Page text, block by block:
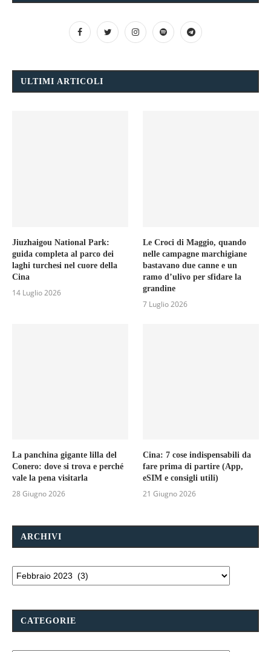
ULTIMI ARTICOLI
Jiuzhaigou National Park:
guida completa al parco dei
laghi turchesi nel cuore della
Cina
14 Luglio 2026
Le Croci di Maggio, quando
nelle campagne marchigiane
bastavano due canne e un
ramo d’ulivo per sfidare la
grandine
7 Luglio 2026
La panchina gigante lilla del
Conero: dove si trova e perché
vale la pena visitarla
28 Giugno 2026
Cina: 7 cose indispensabili da
fare prima di partire (App,
eSIM e consigli utili)
21 Giugno 2026
ARCHIVI
CATEGORIE